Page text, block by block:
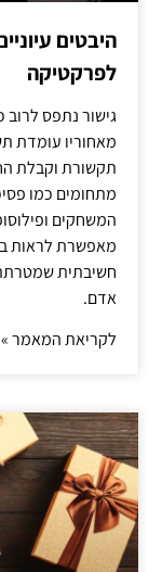
היבטים
לפרקטיקה
גישור נתפס לרוב
מאחוריו עומדת
תקשורת וקבלת
מתחומים כמו
המשחקים
מאפשרת לראות
חשיבתית שמטרתה
אדם.
לקריאת המאמר »